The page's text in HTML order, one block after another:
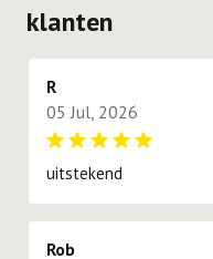
op locatie altijd zo
proberen te voldoen.
klanten
R
05 Jul, 2026
uitstekend
Rob